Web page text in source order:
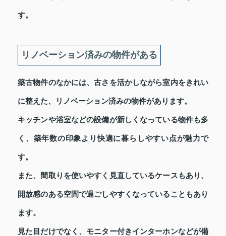
す。
リノベーション済みの物件がある
築古物件のなかには、古さを活かしながら室内をきれい
に整えた、リノベーション済みの物件があります。
キッチンや浴室などの設備が新しくなっている物件も多
く、築年数の印象より快適に暮らしやすい点が魅力で
す。
また、間取りを使いやすく見直しているケースもあり、
開放感のある空間で過ごしやすくなっていることもあり
ます。
見た目だけでなく、モニター付きインターホンなどが備